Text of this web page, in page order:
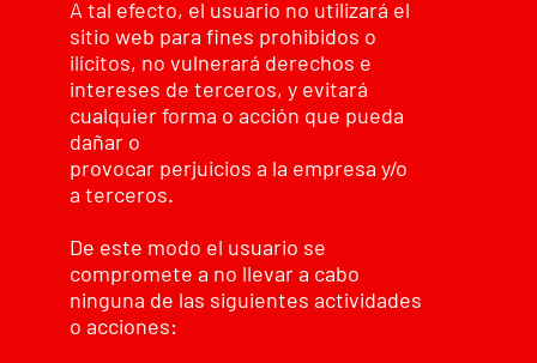
A tal efecto, el usuario no utilizará el
sitio web para fines prohibidos o
ilícitos, no vulnerará derechos e
intereses de terceros, y evitará
cualquier forma o acción que pueda
dañar o
provocar perjuicios a la empresa y/o
a terceros.
De este modo el usuario se
compromete a no llevar a cabo
ninguna de las siguientes actividades
o acciones: